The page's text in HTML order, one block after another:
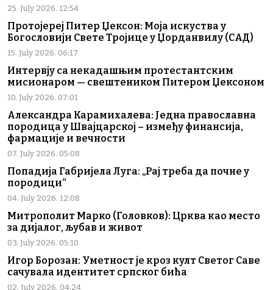
25. July 2026. 12:54
Протојереј Питер Џексон: Моја искуства у
Богословији Свете Тројице у Џорданвилу (САД)
15. July 2026. 06:17
Интервју са некадашњим протестантским
мисионаром — свештеником Питером Џексоном
10. July 2026. 07:01
Александра Карамихалева: Једна православна
породица у Швајцарској – између финансија,
фармације и вечности
07. July 2026. 05:08
Попадија Габријела Луга: „Рај треба да почне у
породици“
04. July 2026. 12:08
Митрополит Марко (Головков): Црква као место
за дијалог, љубав и живот
03. July 2026. 05:10
Игор Борозан: Уметност је кроз култ Светог Саве
сачувала идентитет српског бића
02. July 2026. 04:24